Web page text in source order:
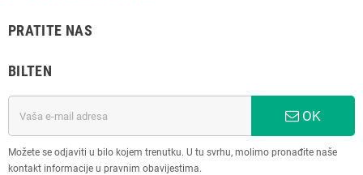
PRATITE NAS
BILTEN
OK
Možete se odjaviti u bilo kojem trenutku. U tu svrhu, molimo pronađite naše
kontakt informacije u pravnim obavijestima.